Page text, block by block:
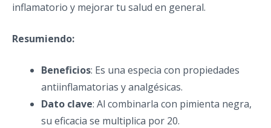
inflamatorio y mejorar tu salud en general.
Resumiendo:
Beneficios: Es una especia con propiedades
antiinflamatorias y analgésicas.
Dato clave: Al combinarla con pimienta negra,
su eficacia se multiplica por 20.